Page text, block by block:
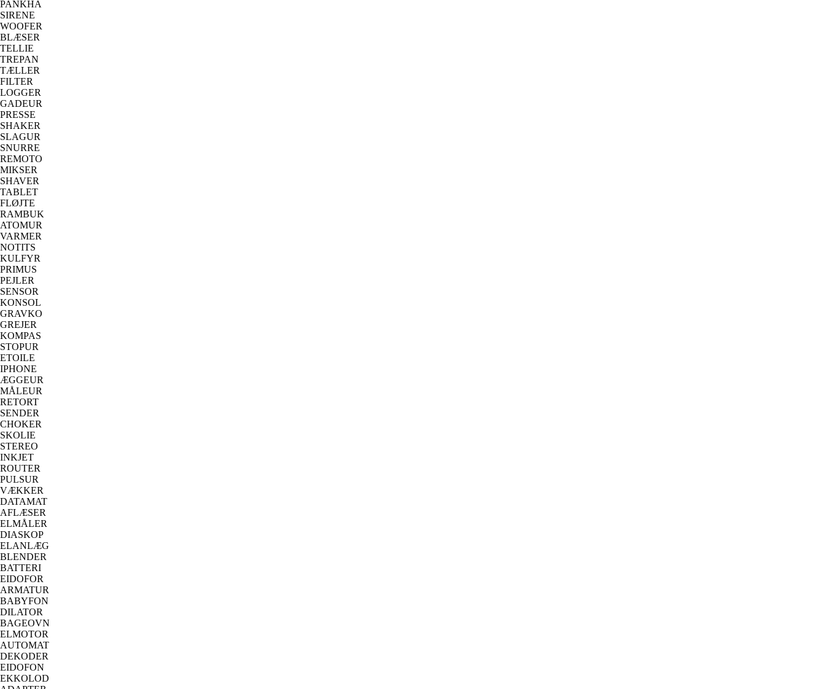
PANKHA
SIRENE
WOOFER
BLÆSER
TELLIE
TREPAN
TÆLLER
FILTER
LOGGER
GADEUR
PRESSE
SHAKER
SLAGUR
SNURRE
REMOTO
MIKSER
SHAVER
TABLET
FLØJTE
RAMBUK
ATOMUR
VARMER
NOTITS
KULFYR
PRIMUS
PEJLER
SENSOR
KONSOL
GRAVKO
GREJER
KOMPAS
STOPUR
ETOILE
IPHONE
ÆGGEUR
MÅLEUR
RETORT
SENDER
CHOKER
SKOLIE
STEREO
INKJET
ROUTER
PULSUR
VÆKKER
DATAMAT
AFLÆSER
ELMÅLER
DIASKOP
ELANLÆG
BLENDER
BATTERI
EIDOFOR
ARMATUR
BABYFON
DILATOR
BAGEOVN
ELMOTOR
AUTOMAT
DEKODER
EIDOFON
EKKOLOD